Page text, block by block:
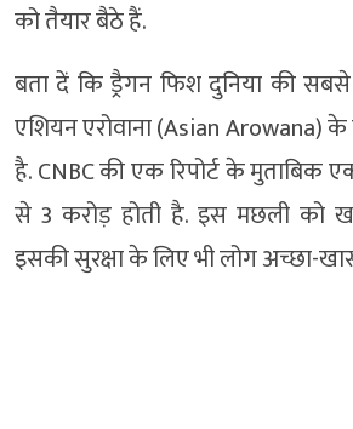
को तैयार बैठे हैं.
बता दें कि ड्रैगन फिश दुनिया की
एशियन एरोवाना (Asian Arowana) के
है. CNBC की एक रिपोर्ट के मुताबिक
से 3 करोड़ होती है. इस मछली को
इसकी सुरक्षा के लिए भी लोग अच्छा-